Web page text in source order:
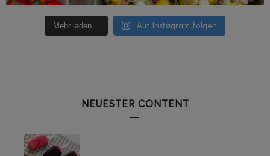
Mehr laden… Auf Instagram folgen
NEUESTER CONTENT